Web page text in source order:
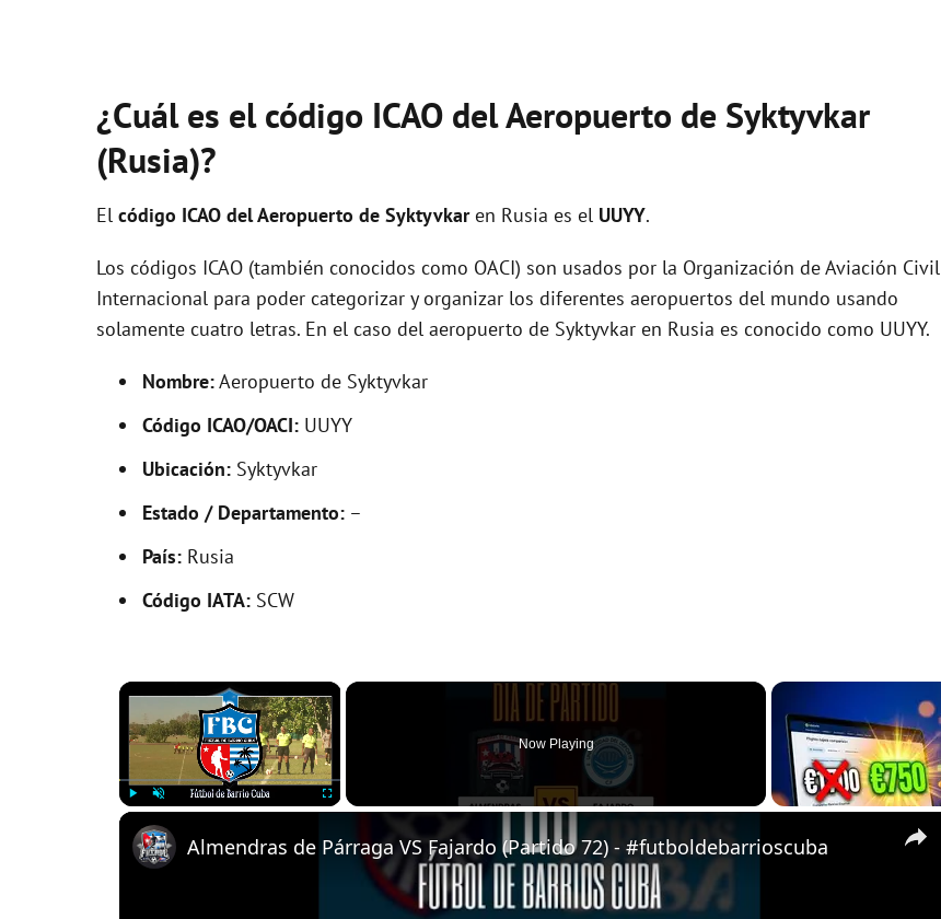
¿Cuál es el código ICAO del Aeropuerto de Syktyvkar
(Rusia)?
El código ICAO delAeropuerto de Syktyvkaren Rusia es el UUYY.
Los códigos ICAO (también conocidos como OACI) son usados por la Organización de Aviación Civil
Internacional para poder categorizar y organizar los diferentes aeropuertos del mundo usando
solamente cuatro letras. En el caso del aeropuerto de Syktyvkar en Rusia es conocido como UUYY.
Nombre:Aeropuerto de Syktyvkar
Código ICAO/OACI: UUYY
Ubicación: Syktyvkar
Estado / Departamento: –
País: Rusia
Código IATA: SCW
×
Now Playing
Almendras de Párraga VS Fajardo (Partido 72) - #futboldebarrioscuba